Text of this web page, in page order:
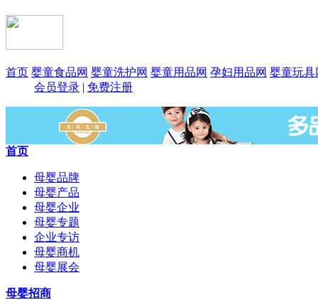
首页 婴童食品网 婴童洗护网 婴童用品网 孕妇用品网 婴童玩具
会员登录 | 免费注册
首页
母婴品牌
母婴产品
母婴企业
母婴专题
企业专访
母婴商机
母婴展会
母婴招商